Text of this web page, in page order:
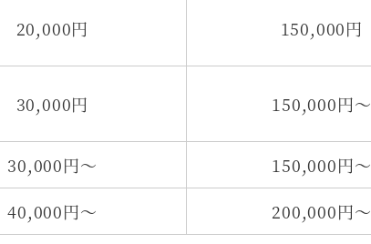
20,000円 150,000円
30,000円 150,000円～
30,000円～ 150,000円～
40,000円～ 200,000円～